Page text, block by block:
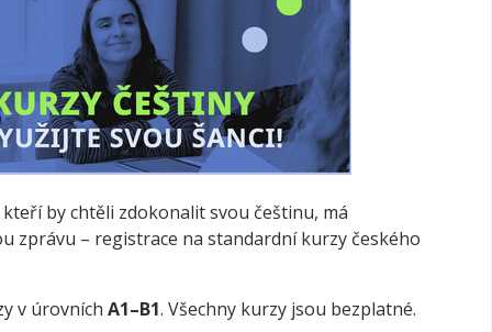
by chtěli zdokonalit svou češtinu, má
zprávu – registrace na standardní kurzy českého
v úrovních A1–B1. Všechny kurzy jsou bezplatné.